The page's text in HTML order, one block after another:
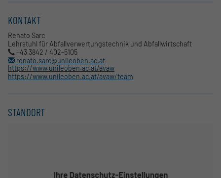
KONTAKT
Renato Sarc
Lehrstuhl für Abfallverwertungstechnik und Abfallwirtschaft
+43 3842 / 402-5105
renato.sarc@unileoben.ac.at
https://www.unileoben.ac.at/avaw
https://www.unileoben.ac.at/avaw/team
STANDORT